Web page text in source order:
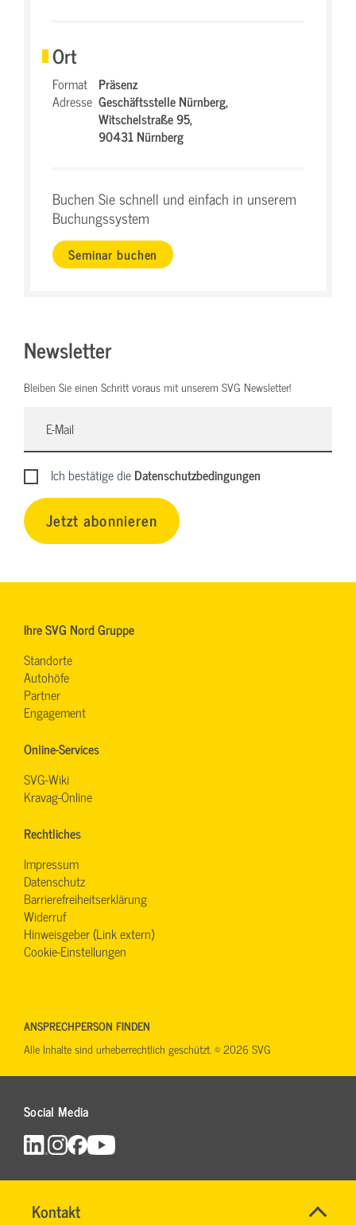
Kontakt
Name*
Ort
Format Präsenz
Adresse Geschäftsstelle Nürnberg,
Witschelstraße 95,
90431 Nürnberg
Buchen Sie schnell und einfach in unserem
Buchungssystem
Seminar buchen
Newsletter
Bleiben Sie einen Schritt voraus mit unserem SVG Newsletter!
Ich bestätige dieDatenschutzbedingungen
Jetzt abonnieren
Ihre SVG Nord Gruppe
Standorte
Autohöfe
Partner
Engagement
Online-Services
SVG-Wiki
Kravag-Online
Rechtliches
Impressum
Datenschutz
Barrierefreiheitserklärung
Widerruf
Hinweisgeber (Link extern)
Cookie-Einstellungen
Social Media
ANSPRECHPERSON FINDEN
Alle Inhalte sind urheberrechtlich geschützt. © 2026 SVG